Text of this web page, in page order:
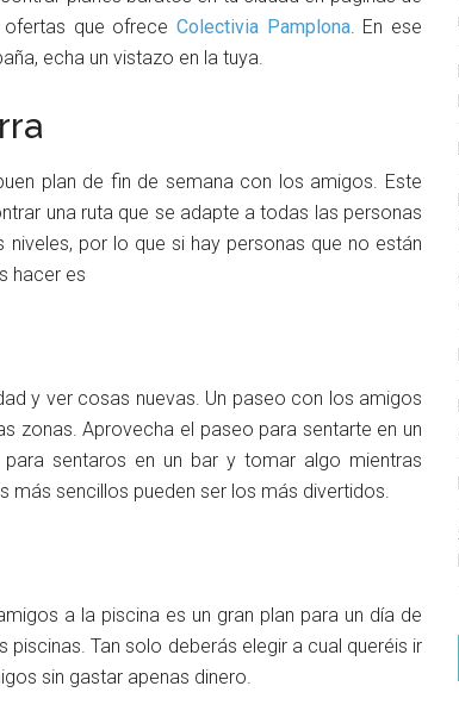
que ofrece Colectivia Pamplona. En ese
echa un vistazo en la tuya.
plan de fin de semana con los amigos. Este
una ruta que se adapte a todas las personas
por lo que si hay personas que no están
hacer es
y ver cosas nuevas. Un paseo con los amigos
zonas. Aprovecha el paseo para sentarte en un
sentaros en un bar y tomar algo mientras
más sencillos pueden ser los más divertidos.
a la piscina es un gran plan para un día de
Tan solo deberás elegir a cual queréis ir
sin gastar apenas dinero.